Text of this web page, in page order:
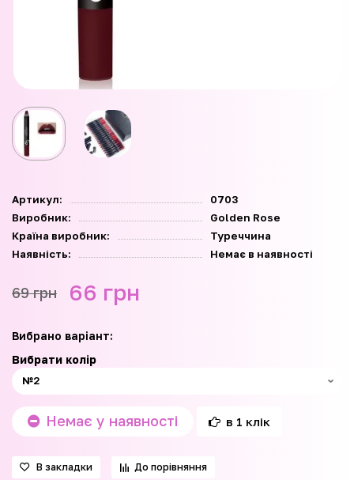
Артикул:
0703
Виробник:
Golden Rose
Країна виробник:
Туреччина
Наявність:
Немає в наявності
69 грн 66 грн
Вибрано варіант:
Вибрати колір
Немає у наявності в 1 клік
В закладки До порівняння